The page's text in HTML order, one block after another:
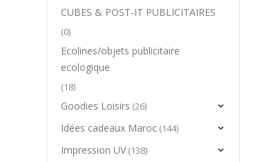
CUBES & POST-IT PUBLICITAIRES
(0)
Ecolines/objets publicitaire
ecologique
(18)
Goodies Loisirs (26)
Idées cadeaux Maroc (144)
Impression UV (138)